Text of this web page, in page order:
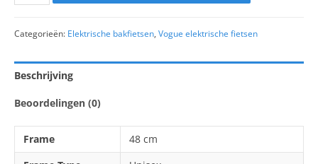
Categorieën: Elektrische bakfietsen, Vogue elektrische fietsen
Beschrijving
Beoordelingen (0)
Frame
48 cm